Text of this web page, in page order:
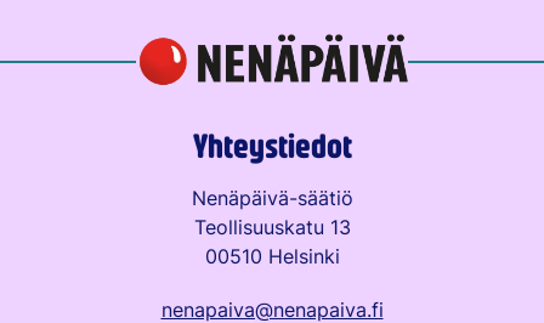
Yhteystiedot
Nenäpäivä-säätiö
Teollisuuskatu 13
00510 Helsinki
nenapaiva@nenapaiva.fi